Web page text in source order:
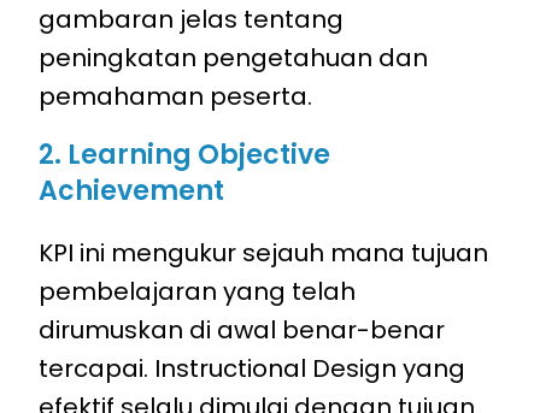
gambaran jelas tentang
peningkatan pengetahuan dan
pemahaman peserta.
2. Learning Objective
Achievement
KPI ini mengukur sejauh mana tujuan
pembelajaran yang telah
dirumuskan di awal benar-benar
tercapai. Instructional Design yang